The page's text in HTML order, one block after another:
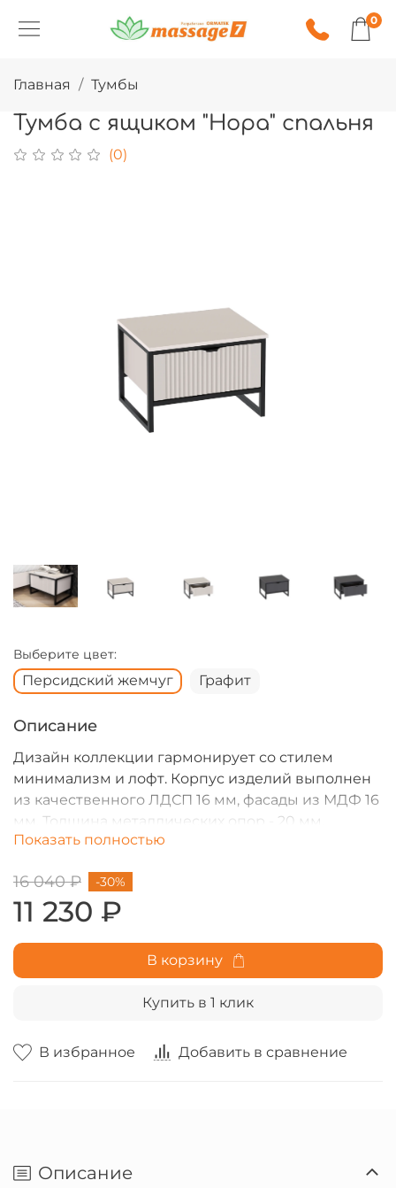
0
Главная Тумбы
Тумба с ящиком "Нора" спальня
(0)
В избранное Добавить в сравнение
Выберите цвет:
Персидский жемчуг Графит
Описание
Дизайн коллекции гармонирует со стилем
минимализм и лофт. Корпус изделий выполнен
из качественного ЛДСП 16 мм, фасады из МДФ 16
мм. Толщина металлических опор - 20 мм.
Показать полностью
16 040 ₽
11 230 ₽
-30%
В корзину
Купить в 1 клик
Описание